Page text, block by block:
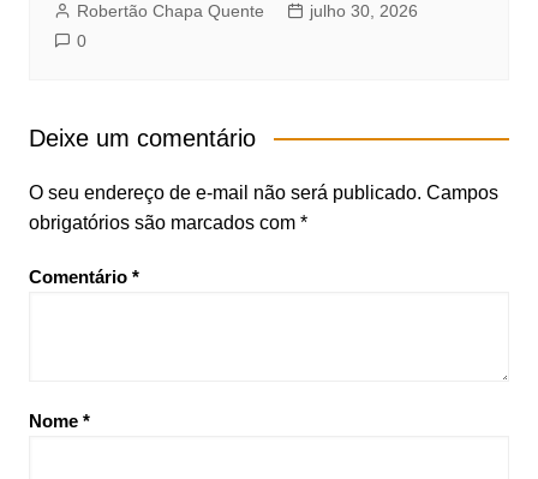
Robertão Chapa Quente
julho 30, 2026
0
Deixe um comentário
O seu endereço de e-mail não será publicado. Campos
obrigatórios são marcados com *
Comentário *
Nome *